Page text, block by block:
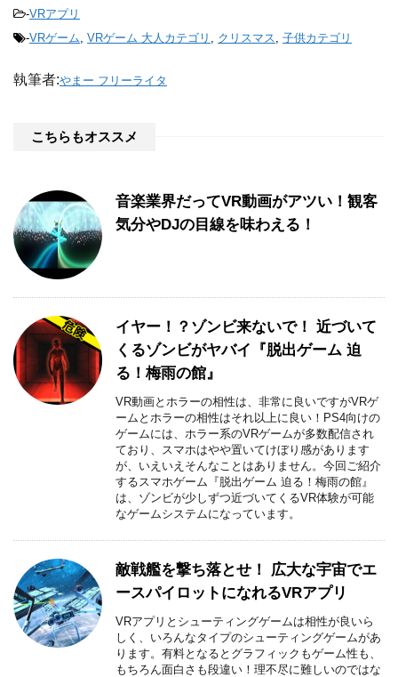
-VRアプリ
-VRゲーム VRゲーム 大人カテゴリ クリスマス 子供カテゴリ
執筆者:やまー フリーライタ
こちらもオススメ
音楽業界だってVR動画がアツい！観客
気分やDJの目線を味わえる！
イヤー！？ゾンビ来ないで！ 近づいて
くるゾンビがヤバイ『脱出ゲーム 迫
る！梅雨の館』
VR動画とホラーの相性は、非常に良いですがVRゲ
ームとホラーの相性はそれ以上に良い！PS4向けの
ゲームには、ホラー系のVRゲームが多数配信され
ており、スマホはやや置いてけぼり感があります
が、いえいえそんなことはありません。今回ご紹介
するスマホゲーム『脱出ゲーム 迫る！梅雨の館』
は、ゾンビが少しずつ近づいてくるVR体験が可能
なゲームシステムになっています。
敵戦艦を撃ち落とせ！ 広大な宇宙でエ
ースパイロットになれるVRアプリ
VRアプリとシューティングゲームは相性が良いら
しく、いろんなタイプのシューティングゲームがあ
ります。有料となるとグラフィックもゲーム性も、
もちろん面白さも段違い！理不尽に難しいのではな